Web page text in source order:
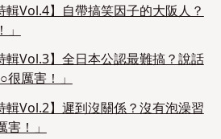
輯Vol.4】自帶搞笑因子的大阪人？
輯Vol.3】全日本公認最難搞？說話
很厲害！」
輯Vol.2】遲到沒關係？沒有泡澡習
害！」